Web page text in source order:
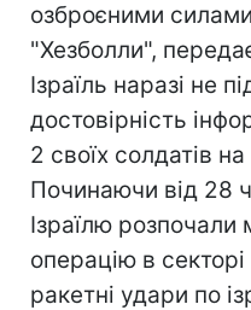
озброєними
"Хезболли",
Ізраїль наразі не
достовірність
2 своїх солдатів
Починаючи від 28
Ізраїлю
операцію в секторі
ракетні удари по